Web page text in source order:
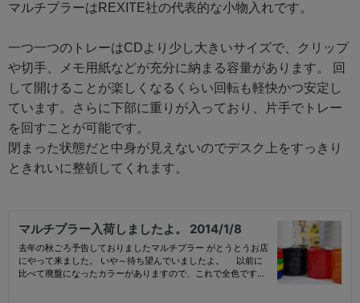
マルチプラーはREXITE社の代表的な小物入れです。
一つ一つのトレーはCDより少し大きいサイズで、クリップ
や切手、メモ用紙などが充分に納まる容量があります。 回
して開けることが楽しくなるくらい回転も軽快かつ安定し
ています。さらに下部に重りが入っており、片手でトレー
を回すことが可能です。
閉まった状態だと中身が見えないのでデスク上をすっきり
ときれいに整頓してくれます。